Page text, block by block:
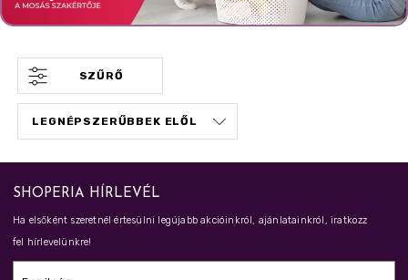
SZŰRŐ
SHOPERIA HÍRLEVÉL
Ha elsőként szeretnél értesülni legújabb akcióinkról, ajánlatainkról, iratkozz
fel hírlevelünkre!